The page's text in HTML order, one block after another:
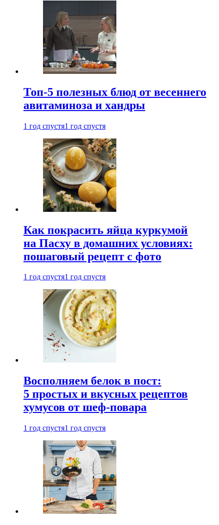
Топ-5 полезных блюд от весеннего
авитаминоза и хандры
1 год спустя1 год спустя
Как покрасить яйца куркумой
на Пасху в домашних условиях:
пошаговый рецепт с фото
1 год спустя1 год спустя
Восполняем белок в пост:
5 простых и вкусных рецептов
хумусов от шеф-повара
1 год спустя1 год спустя